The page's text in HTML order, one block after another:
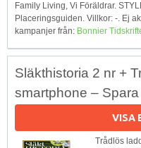
Family Living, Vi Föräldrar.
Placeringsguiden. Villkor: -. Ej
kampanjer från: Bonnier
Släkthistoria 2 nr +
smartphone –
VISA
Trådlös